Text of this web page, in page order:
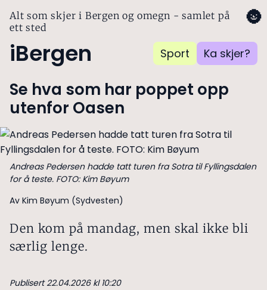
Alt som skjer i Bergen og omegn - samlet på
ett sted
iBergen Sport Ka skjer?
🌚
Se hva som har poppet opp
utenfor Oasen
Andreas Pedersen hadde tatt turen fra Sotra til Fyllingsdalen
for å teste. FOTO: Kim Bøyum
Av Kim Bøyum (Sydvesten)
Den kom på mandag, men skal ikke bli
særlig lenge.
Publisert 22.04.2026 kl 10:20